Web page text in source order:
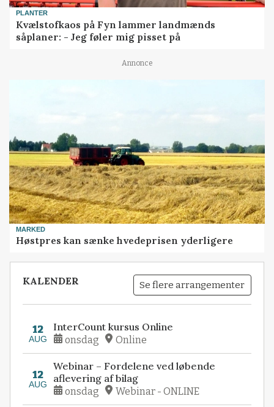
PLANTER
Kvælstofkaos på Fyn lammer landmænds
såplaner: - Jeg føler mig pisset på
Annonce
MARKED
Høstpres kan sænke hvedeprisen yderligere
KALENDER Se flere arrangementer
12
AUG
InterCount kursus Online
onsdag Online
12
AUG
Webinar – Fordelene ved løbende
aflevering af bilag
onsdag Webinar - ONLINE